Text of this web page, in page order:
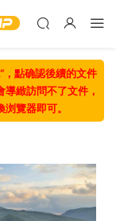
，點确認後續的文件
緻訪問不了文件，
覽器即可。